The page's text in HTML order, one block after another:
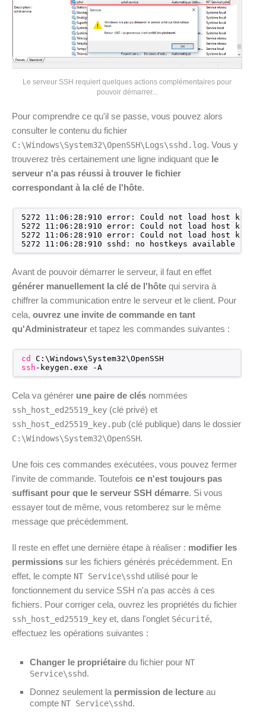
Le serveur SSH requiert quelques actions complémentaires pour
pouvoir démarrer...
Pour comprendre ce qu'il se passe, vous pouvez alors
consulter le contenu du fichier
C:\Windows\System32\OpenSSH\Logs\sshd.log. Vous y
trouverez très certainement une ligne indiquant que le
serveur n'a pas réussi à trouver le fichier
correspondant à la clé de l'hôte.
5272 11:06:28:910 error: Could not load host key: ./
5272 11:06:28:910 error: Could not load host key: ./
5272 11:06:28:910 error: Could not load host key: ./
5272 11:06:28:910 sshd: no hostkeys available --
Avant de pouvoir démarrer le serveur, il faut en effet
générer manuellement la clé de l'hôte qui servira à
chiffrer la communication entre le serveur et le client. Pour
cela, ouvrez une invite de commande en tant
qu'Administrateur et tapez les commandes suivantes :
cd
C:\Windows\System32\OpenSSH
ssh -keygen.exe -A
Cela va générer une paire de clés nommées
ssh_host_ed25519_key (clé privé) et
ssh_host_ed25519_key.pub (clé publique) dans le dossier
C:\Windows\System32\OpenSSH.
Une fois ces commandes exécutées, vous pouvez fermer
l'invite de commande. Toutefois ce n'est toujours pas
suffisant pour que le serveur SSH démarre. Si vous
essayer tout de même, vous retomberez sur le même
message que précédemment.
Il reste en effet une dernière étape à réaliser : modifier les
permissions sur les fichiers générés précédemment. En
effet, le compte NT Service\sshd utilisé pour le
fonctionnement du service SSH n'a pas accès à ces
fichiers. Pour corriger cela, ouvrez les propriétés du fichier
ssh_host_ed25519_key et, dans l'onglet Sécurité,
effectuez les opérations suivantes :
Changer le propriétaire du fichier pour NT
Service\sshd.
Donnez seulement la permission de lecture au
compte NT Service\sshd.